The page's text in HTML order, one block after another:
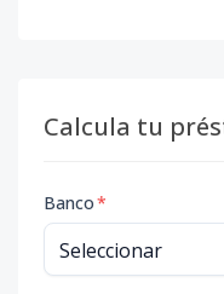
Calcula tu
Banco*